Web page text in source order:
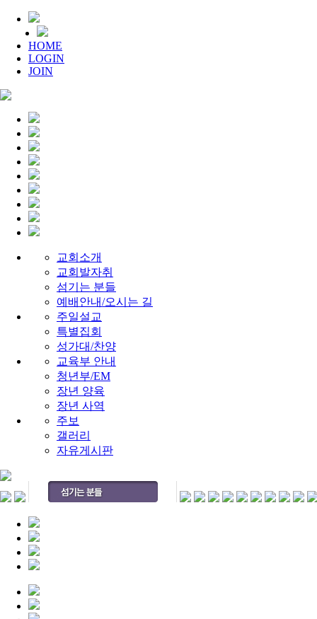
HOME
LOGIN
JOIN
교회소개
교회발자취
섬기는 분들
예배안내/오시는 길
주일설교
특별집회
성가대/찬양
교육부 안내
청년부/EM
장년 양육
장년 사역
주보
갤러리
자유게시판